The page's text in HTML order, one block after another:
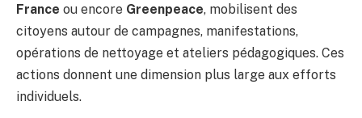
France ou encore Greenpeace, mobilisent des
citoyens autour de campagnes, manifestations,
opérations de nettoyage et ateliers pédagogiques. Ces
actions donnent une dimension plus large aux efforts
individuels.